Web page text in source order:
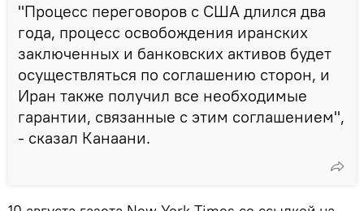
"Процесс переговоров с США длился два
года, процесс освобождения иранских
заключенных и банковских активов будет
осуществляться по соглашению сторон, и
Иран также получил все необходимые
гарантии, связанные с этим соглашением",
- сказал Канаани.